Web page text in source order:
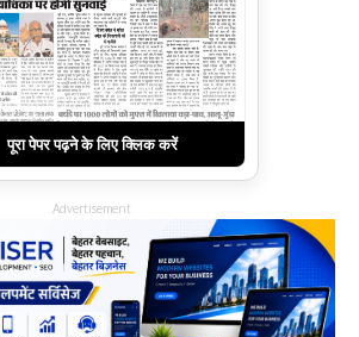
पूरा पेपर पढ़ने के लिए क्लिक करें
Advertisement